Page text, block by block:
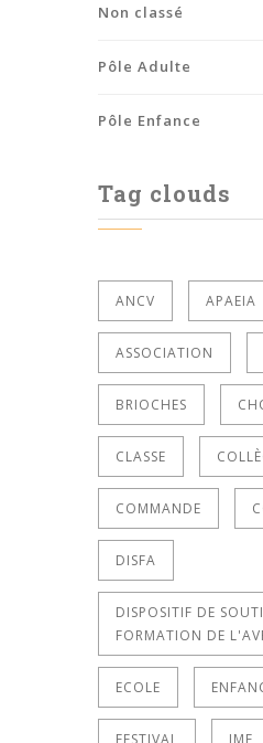
Non classé
Pôle Adulte
Pôle Enfance
Tag clouds
ANCV APAEIA
ASSOCIATION
BRIOCHES
CLASSE
COMMANDE
DISFA
DISPOSITIF DE
FORMATION DE
ECOLE
FESTIVAL IME